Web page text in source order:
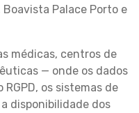
Palace Porto e
médicas, centros de
— onde os dados
os sistemas de
disponibilidade dos